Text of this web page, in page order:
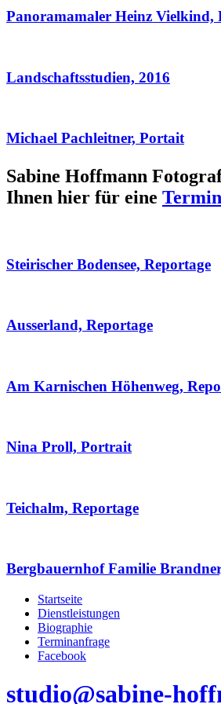
Panoramamaler Heinz Vielkind,
Landschaftsstudien, 2016
Michael Pachleitner, Portait
Sabine Hoffmann
Ihnen hier für eine
Steirischer Bodensee, Reportage
Ausserland, Reportage
Am Karnischen Höhenweg,
Nina Proll, Portrait
Teichalm, Reportage
Bergbauernhof Familie
Startseite
Dienstleistungen
Biographie
Terminanfrage
Facebook
studio@sabine-